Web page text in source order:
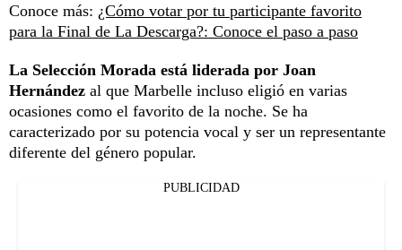
Conoce más: ¿Cómo votar por tu participante favorito
para la Final de La Descarga?: Conoce el paso a paso
La Selección Morada está liderada por Joan
Hernández al que Marbelle incluso eligió en varias
ocasiones como el favorito de la noche. Se ha
caracterizado por su potencia vocal y ser un representante
diferente del género popular.
PUBLICIDAD